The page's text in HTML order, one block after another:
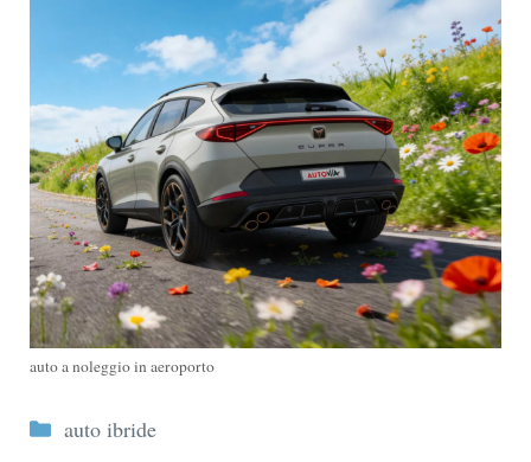
auto a noleggio in aeroporto
Categorie
auto ibride